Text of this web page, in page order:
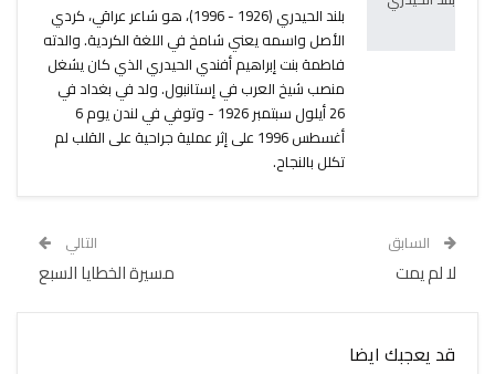
بلند الحيدري (1926 - 1996)، هو شاعر عراقي، كردي
الأصل واسمه يعني شامخ في اللغة الكردية. والدته
فاطمة بنت إبراهيم أفندي الحيدري الذي كان يشغل
منصب شيخ العرب في إستانبول. ولد في بغداد في
26 أيلول سبتمبر 1926 - وتوفي في لندن يوم 6
أغسطس 1996 على إثر عملية جراحية على القلب لم
تكلل بالنجاح.
السابق
لا لم يمت
التالي
مسيرة الخطايا السبع
قد يعجبك ايضا